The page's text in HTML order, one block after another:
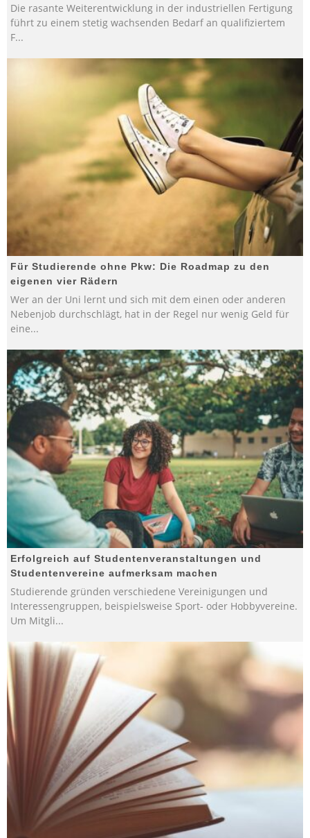
Die rasante Weiterentwicklung in der industriellen Fertigung
führt zu einem stetig wachsenden Bedarf an qualifiziertem
F...
Für Studierende ohne Pkw: Die Roadmap zu den
eigenen vier Rädern
Wer an der Uni lernt und sich mit dem einen oder anderen
Nebenjob durchschlägt, hat in der Regel nur wenig Geld für
eine...
Erfolgreich auf Studentenveranstaltungen und
Studentenvereine aufmerksam machen
Studierende gründen verschiedene Vereinigungen und
Interessengruppen, beispielsweise Sport- oder Hobbyvereine.
Um Mitgli...